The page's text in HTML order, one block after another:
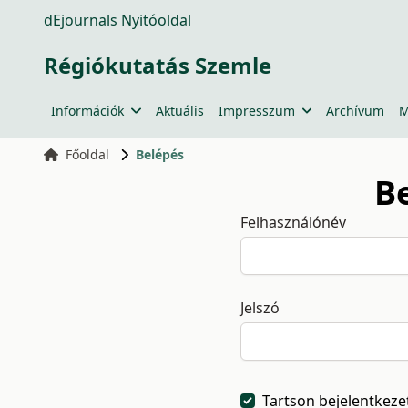
dEjournals Nyitóoldal
Régiókutatás Szemle
Információk Aktuális Impresszum Archívum
Főoldal Belépés
Felhasználónév
Jelszó
Tartson